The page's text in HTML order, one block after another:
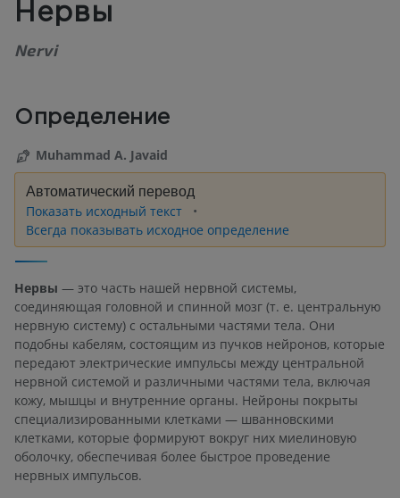
Нервы
Nervi
Определение
Muhammad A. Javaid
Автоматический перевод
Показать исходный текст
Всегда показывать исходное определение
Нервы — это часть нашей нервной системы,
соединяющая головной и спинной мозг (т. е. центральную
нервную систему) с остальными частями тела. Они
подобны кабелям, состоящим из пучков нейронов, которые
передают электрические импульсы между центральной
нервной системой и различными частями тела, включая
кожу, мышцы и внутренние органы. Нейроны покрыты
специализированными клетками — шванновскими
клетками, которые формируют вокруг них миелиновую
оболочку, обеспечивая более быстрое проведение
нервных импульсов.